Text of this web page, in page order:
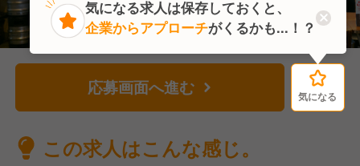
応募画面へ進む 気になる
この求人はこんな感じ。
気になる
気になる求人は保存しておくと、
企業からアプローチがくるかも...！？